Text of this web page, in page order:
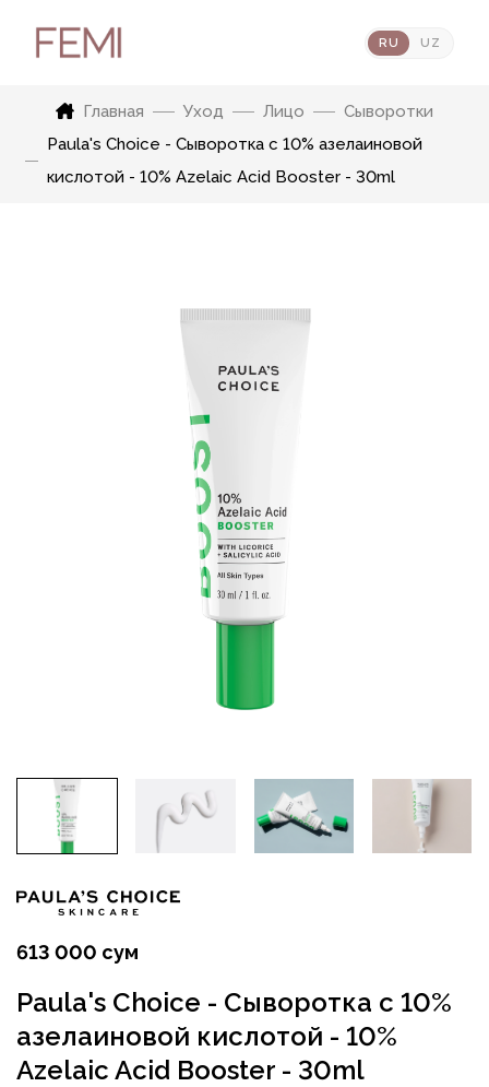
RU UZ
Главная Уход Лицо
Сыворотки
Paula's Choice - Сыворотка с 10% азелаиновой
кислотой - 10% Azelaic Acid Booster - 30ml
613 000 сум
Paula's Choice - Сыворотка с 10%
азелаиновой кислотой - 10%
Azelaic Acid Booster - 30ml